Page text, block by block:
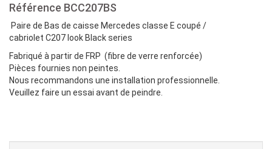
Référence BCC207BS
Paire de Bas de caisse Mercedes classe E coupé /
cabriolet C207 look Black series
Fabriqué à partir de FRP (fibre de verre renforcée)
Pièces fournies non peintes.
Nous recommandons une installation professionnelle.
Veuillez faire un essai avant de peindre.